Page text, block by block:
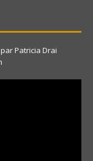
par Patricia Drai